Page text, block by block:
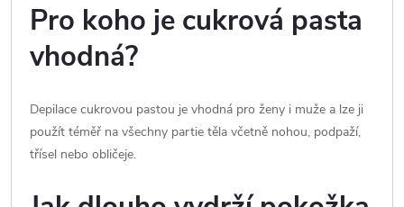
Pro koho je cukrová pasta
vhodná?
Depilace cukrovou pastou je vhodná pro ženy i muže a lze ji
použít téměř na všechny partie těla včetně nohou, podpaží,
třísel nebo obličeje.